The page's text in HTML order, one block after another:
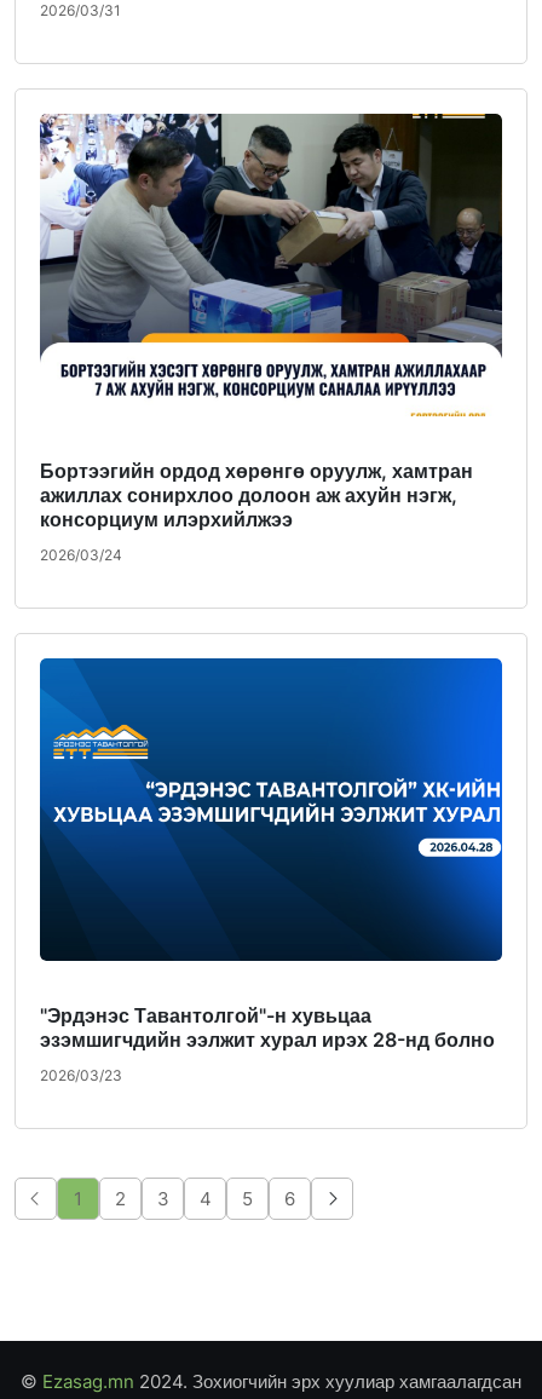
2026/03/31
Бортээгийн ордод хөрөнгө оруулж, хамтран
ажиллах сонирхлоо долоон аж ахуйн нэгж,
консорциум илэрхийлжээ
2026/03/24
"Эрдэнэс Тавантолгой"-н хувьцаа
эзэмшигчдийн ээлжит хурал ирэх 28-нд болно
2026/03/23
1 2 3 4 5 6
© Ezasag.mn 2024. Зохиогчийн эрх хуулиар хамгаалагдсан